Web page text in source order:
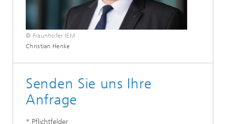
© Fraunhofer IEM
Christian Henke
Senden Sie uns Ihre
Anfrage
* Pflichtfelder